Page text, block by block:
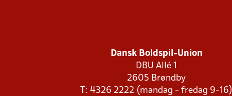
Dansk Boldspil-Union
DBU Allé 1
2605 Brøndby
T: 4326 2222 (mandag - fredag 9-16)